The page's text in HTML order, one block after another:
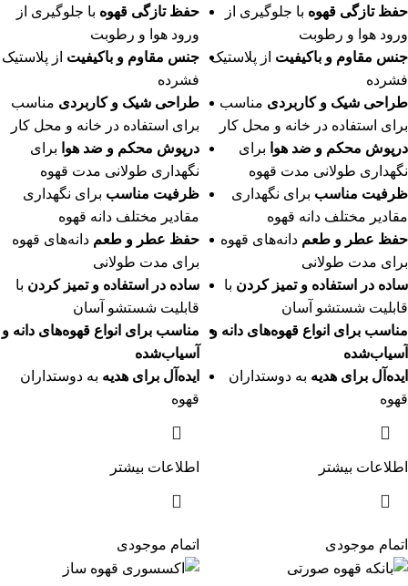
حفظ تازگی قهوه با جلوگیری از
ورود هوا و رطوبت
جنس مقاوم و باکیفیت از پلاستیک
فشرده
طراحی شیک و کاربردی مناسب
برای استفاده در خانه و محل کار
درپوش محکم و ضد هوا برای
نگهداری طولانی مدت قهوه
ظرفیت مناسب برای نگهداری
مقادیر مختلف دانه قهوه
حفظ عطر و طعم دانه‌های قهوه
برای مدت طولانی
ساده در استفاده و تمیز کردن با
قابلیت شستشو آسان
مناسب برای انواع قهوه‌های دانه و
آسیاب‌شده
ایده‌آل برای هدیه به دوستداران
قهوه
اطلاعات بیشتر
حفظ تازگی قهوه با جلوگیری از
ورود هوا و رطوبت
جنس مقاوم و باکیفیت از پلاستیک
فشرده
طراحی شیک و کاربردی مناسب
برای استفاده در خانه و محل کار
درپوش محکم و ضد هوا برای
نگهداری طولانی مدت قهوه
ظرفیت مناسب برای نگهداری
مقادیر مختلف دانه قهوه
حفظ عطر و طعم دانه‌های قهوه
برای مدت طولانی
ساده در استفاده و تمیز کردن با
قابلیت شستشو آسان
مناسب برای انواع قهوه‌های دانه و
آسیاب‌شده
ایده‌آل برای هدیه به دوستداران
قهوه
اطلاعات بیشتر
اتمام موجودی اتمام موجودی